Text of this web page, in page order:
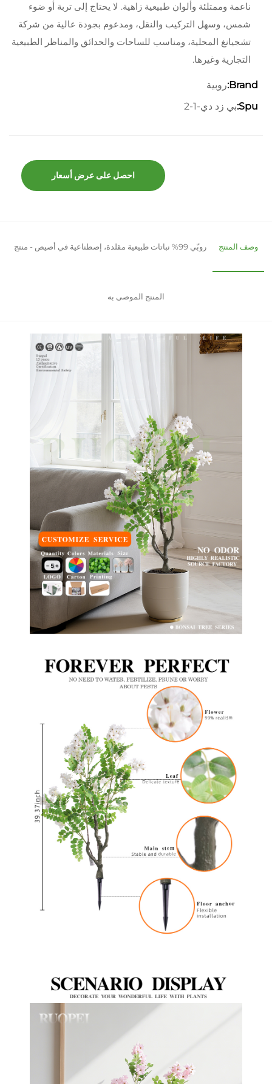
ناعمة وممتلئة وألوان طبيعية زاهية. لا يحتاج إلى تربة أو ضوء
شمس، وسهل التركيب والنقل، ومدعوم بجودة عالية من شركة
تشجيانغ المحلية، ومناسب للساحات والحدائق والمناظر الطبيعية
التجارية وغيرها.
Brand: روبية
Spu: بي زد دي-1-2
احصل على عرض أسعار
وصف المنتج روبّي 99% نباتات طبيعية مقلدة، إصطناعية في أصيص - منتج
المنتج الموصى به